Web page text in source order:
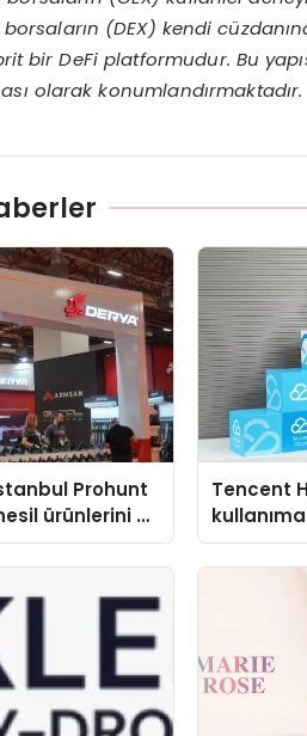
(DEX) kendi
bir DeFi platformudur. Bu
ı olarak konumlandırmaktadır.
Prohunt
ürünlerini ve
Tencent